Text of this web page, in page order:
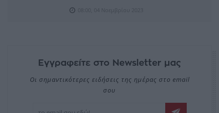
Εγγραφείτε στο Newsletter μας
Οι σημαντικότερες ειδήσεις της ημέρας στο email
σου